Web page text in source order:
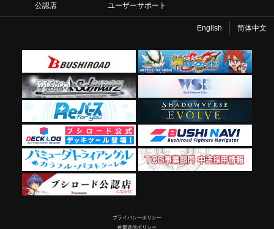
公認店
ユーザーサポート
English 简体中文
プライバシーポリシー
外部送信ポリシー